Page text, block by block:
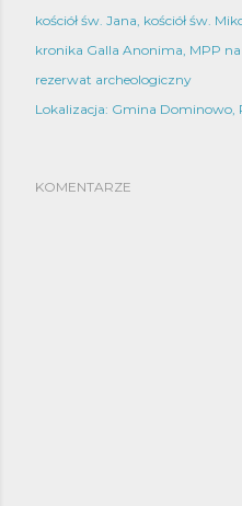
kościół św. Jana kościół św.
kronika Galla Anonima MPP
rezerwat archeologiczny
Lokalizacja: Gmina Dominowo,
KOMENTARZE